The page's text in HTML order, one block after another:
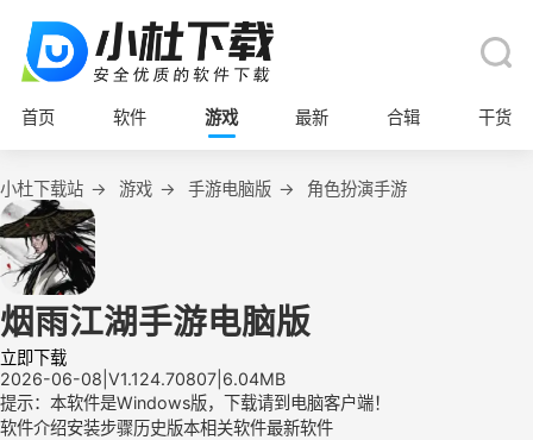
首页 软件 游戏 最新 合辑 干货
小杜下载站 → 游戏 → 手游电脑版 → 角色扮演手游
烟雨江湖手游电脑版
立即下载
2026-06-08 V1.124.70807 6.04MB
提示：本软件是Windows版，下载请到电脑客户端！
软件介绍安装步骤历史版本相关软件最新软件